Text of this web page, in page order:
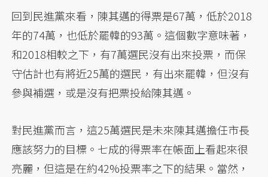
回到民進黨來看，陳其邁的得票是67萬，低於2018
年的74萬，也低於罷韓的93萬。這個數字意味著，
和2018相較之下，有7萬選民沒有出來投票，而保
守估計也有將近25萬的選民，有出來罷韓，但沒有
參與補選，或是沒有把票投給陳其邁。
對民進黨而言，這25萬選民是未來陳其邁擔任市長
應該努力的目標。七成的得票率在帳面上看起來很
亮麗，但這是在約42%投票率之下的結果。當然，